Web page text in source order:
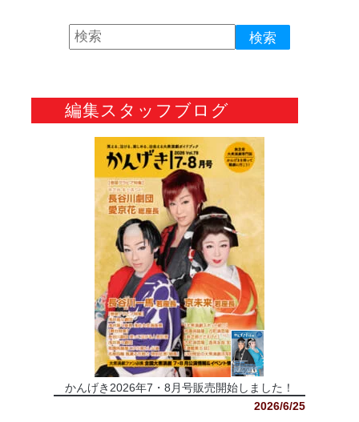
編集スタッフブログ
かんげき2026年7・8月号販売開始しました！
2026/6/25